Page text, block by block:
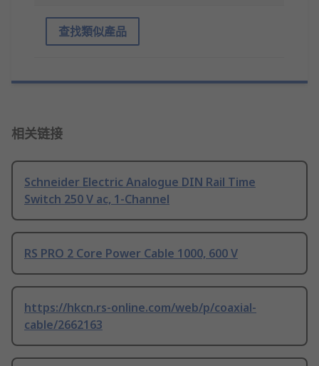
查找類似產品
相关链接
Schneider Electric Analogue DIN Rail Time
Switch 250 V ac, 1-Channel
RS PRO 2 Core Power Cable 1000, 600 V
https://hkcn.rs-online.com/web/p/coaxial-
cable/2662163